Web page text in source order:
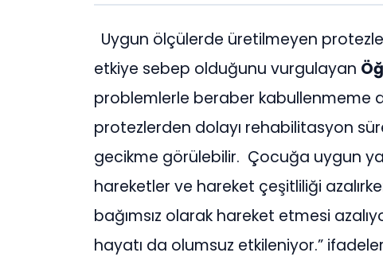
Uygun ölçülerde üretilmeyen
etkiye sebep olduğunu vurgulayan
problemlerle beraber kabullenmeme
protezlerden dolayı rehabilitasyon
gecikme görülebilir. Çocuğa uygun
hareketler ve hareket çeşitliliği
bağımsız olarak hareket etmesi
hayatı da olumsuz etkileniyor.”